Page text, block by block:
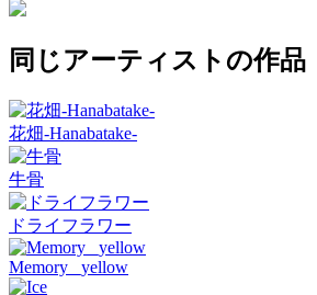
同じアーティストの作品
花畑-Hanabatake-
牛骨
ドライフラワー
Memory _yellow